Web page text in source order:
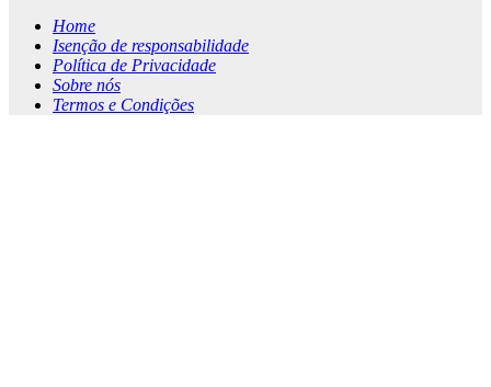
Home
Isenção de responsabilidade
Política de Privacidade
Sobre nós
Termos e Condições